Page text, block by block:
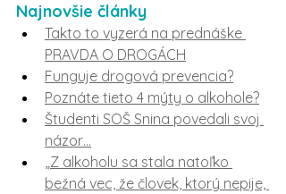
Najnovšie články
Takto to vyzerá na prednáške
PRAVDA O DROGÁCH
Funguje drogová prevencia?
Poznáte tieto 4 mýty o alkohole?
Študenti SOŠ Snina povedali svoj
názor…
„Z alkoholu sa stala natoľko
bežná vec, že človek, ktorý nepije,